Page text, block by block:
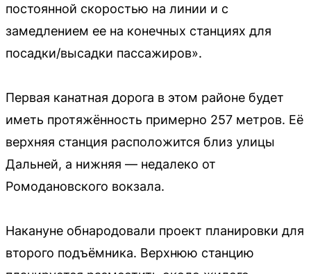
постоянной скоростью на линии и с
замедлением ее на конечных станциях для
посадки/высадки пассажиров».
Первая канатная дорога в этом районе будет
иметь протяжённость примерно 257 метров. Её
верхняя станция расположится близ улицы
Дальней, а нижняя — недалеко от
Ромодановского вокзала.
Накануне обнародовали проект планировки для
второго подъёмника. Верхнюю станцию